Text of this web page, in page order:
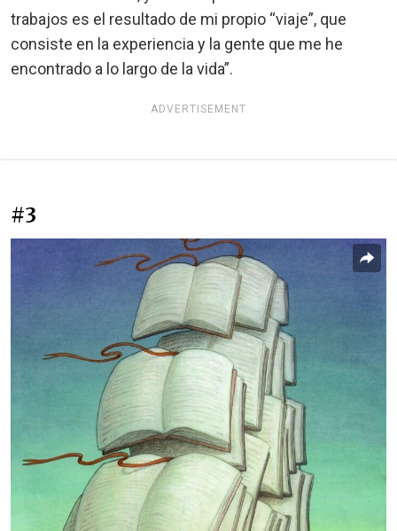
trabajos es el resultado de mi propio “viaje”, que
consiste en la experiencia y la gente que me he
encontrado a lo largo de la vida”.
ADVERTISEMENT
#3